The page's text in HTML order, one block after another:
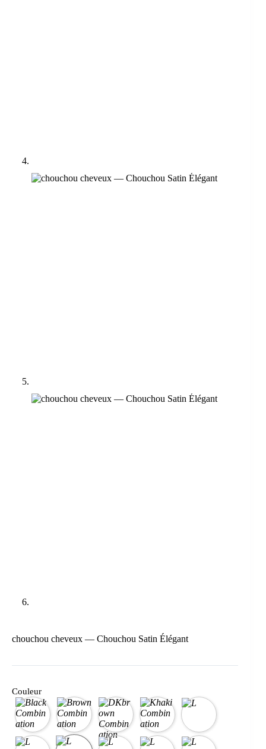
chouchou cheveux — Chouchou Satin Élégant
Couleur